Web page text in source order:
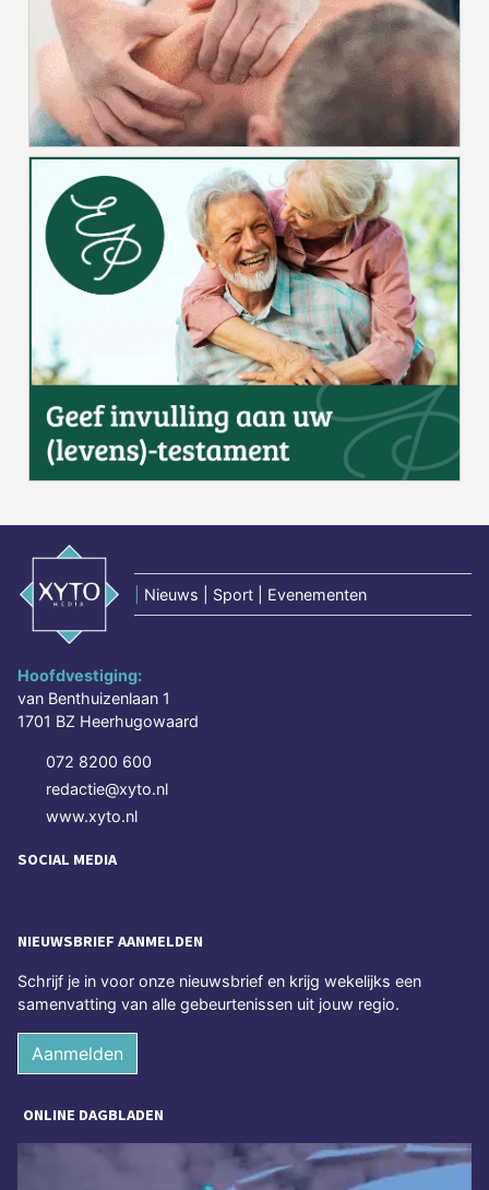
Nieuws | Sport | Evenementen
Hoofdvestiging:
van Benthuizenlaan 1
1701 BZ Heerhugowaard
072 8200 600
redactie@xyto.nl
www.xyto.nl
SOCIAL MEDIA
NIEUWSBRIEF AANMELDEN
Schrijf je in voor onze nieuwsbrief en krijg wekelijks een
samenvatting van alle gebeurtenissen uit jouw regio.
Aanmelden
ONLINE DAGBLADEN